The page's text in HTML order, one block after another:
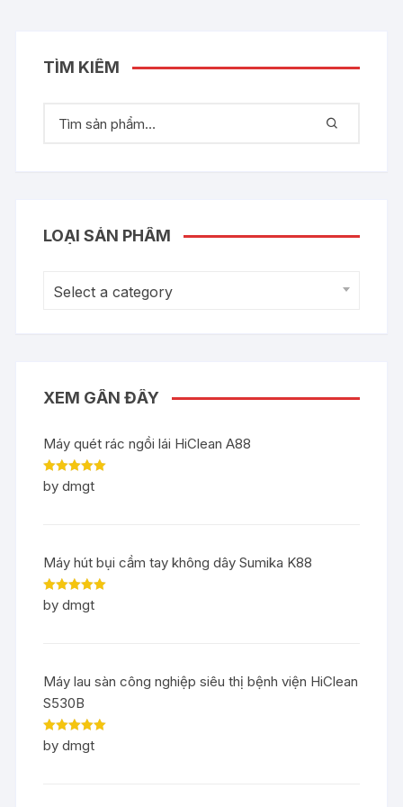
TÌM KIẾM
LOẠI SẢN PHẨM
Select a category
XEM GẦN ĐÂY
Máy quét rác ngồi lái HiClean A88
Rated5out
of 5
by dmgt
Máy hút bụi cầm tay không dây Sumika K88
Rated5out
of 5
by dmgt
Máy lau sàn công nghiệp siêu thị bệnh viện HiClean
S530B
Rated5out
of 5
by dmgt